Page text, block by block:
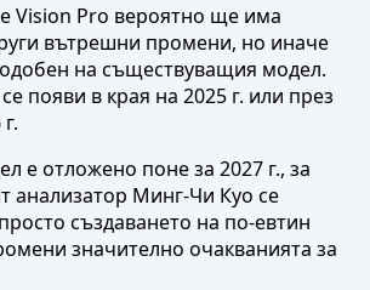
Vision Pro вероятно ще има
вътрешни промени, но иначе
на съществуващия модел.
появи в края на 2025 г. или през
е отложено поне за 2027 г., за
анализатор Минг-Чи Куо се
създаването на по-евтин
значително очакванията за